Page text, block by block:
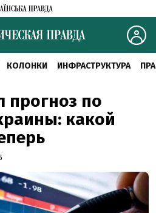
КОЛОНКИ ИНФРАСТРУКТУРА
прогноз по
какой